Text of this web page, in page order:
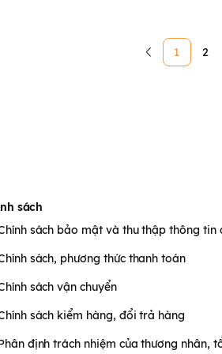
1 2
sách
sách bảo mật và thu thập thông tin
sách, phương thức thanh toán
sách vận chuyển
sách kiểm hàng, đổi trả hàng
định trách nhiệm của thương nhân,